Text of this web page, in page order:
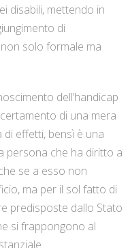
disabili, mettendo in
di
solo formale ma
dell’handicap
di una mera
effetti, bensì è una
persona che ha diritto a
se a esso non
ma per il sol fatto di
predisposte dallo Stato
si frappongono al